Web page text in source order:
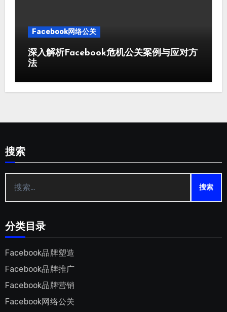
Facebook网络公关
深入解析Facebook危机公关案例与应对方
法
搜索
索：
分类目录
Facebook品牌塑造
Facebook品牌推广
Facebook品牌营销
Facebook网络公关